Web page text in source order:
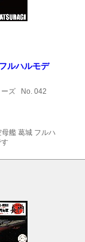
ルハルモデ
ズ No. 042
艦 葛城 フルハ